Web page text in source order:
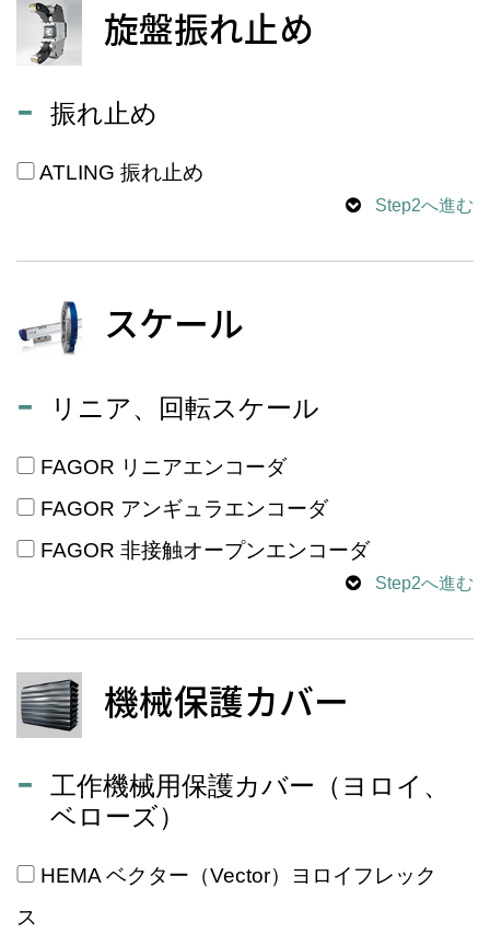
旋盤振れ止め
振れ止め
ATLING 振れ止め
Step2へ進む
スケール
リニア、回転スケール
FAGOR リニアエンコーダ
FAGOR アンギュラエンコーダ
FAGOR 非接触オープンエンコーダ
Step2へ進む
機械保護カバー
工作機械用保護カバー（ヨロイ、
ベローズ）
HEMA ベクター（Vector）ヨロイフレック
ス